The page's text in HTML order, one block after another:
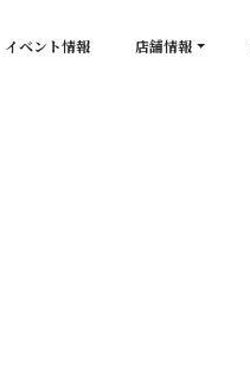
イベント情報 店舗情報